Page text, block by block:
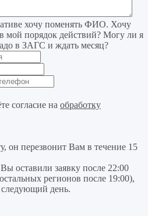
хочу поменять ФИО. Хочу
мой порядок действий? Могу ли я
в ЗАГС и ждать месяц?
согласие на обработку
он перезвонит Вам в течение 15
оставили заявку после 22:00
регионов после 19:00),
следующий день.